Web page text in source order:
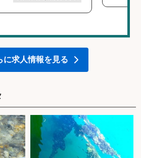
に求人情報を見る